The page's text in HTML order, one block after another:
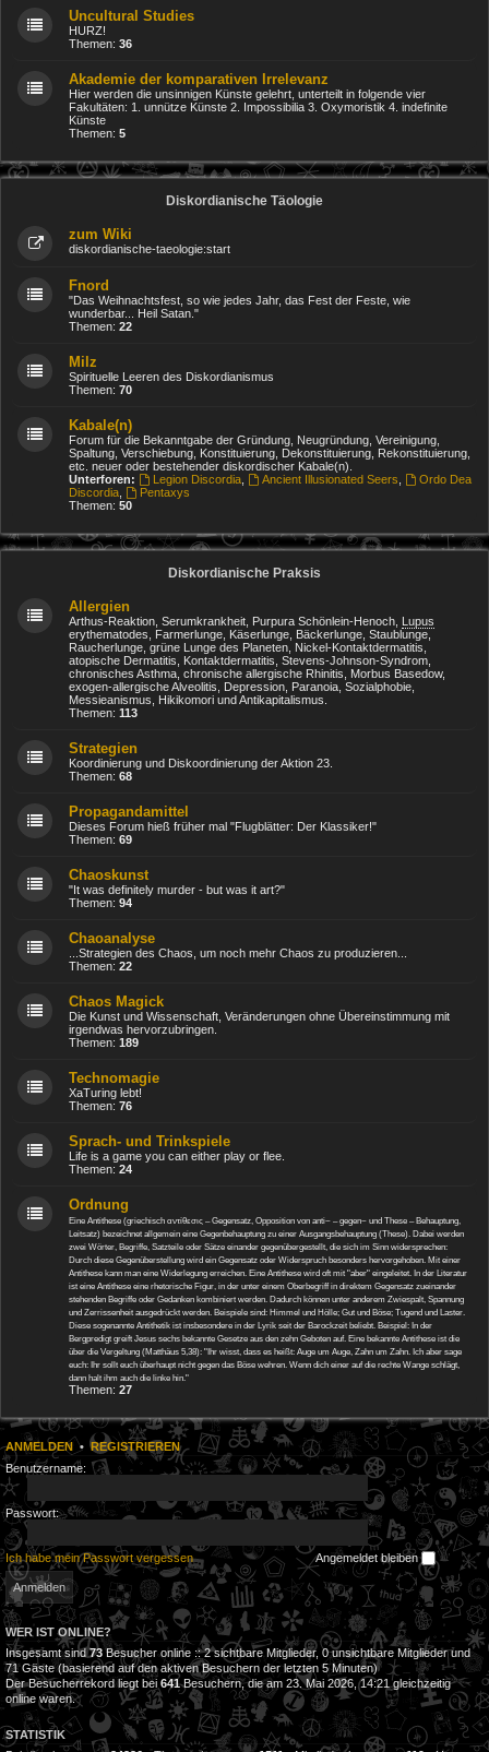
Uncultural Studies
HURZ!
Themen: 36
Akademie der komparativen Irrelevanz
Hier werden die unsinnigen Künste gelehrt, unterteilt in folgende vier
Fakultäten: 1. unnütze Künste 2. Impossibilia 3. Oxymoristik 4. indefinite
Künste
Themen: 5
Diskordianische Täologie
zum Wiki
diskordianische-taeologie:start
Fnord
"Das Weihnachtsfest, so wie jedes Jahr, das Fest der Feste, wie
wunderbar... Heil Satan."
Themen: 22
Milz
Spirituelle Leeren des Diskordianismus
Themen: 70
Kabale(n)
Forum für die Bekanntgabe der Gründung, Neugründung, Vereinigung,
Spaltung, Verschiebung, Konstituierung, Dekonstituierung, Rekonstituierung,
etc. neuer oder bestehender diskordischer Kabale(n).
Unterforen:
Legion Discordia, Ancient Illusionated Seers
Ordo Dea
Discordia
Pentaxys
Themen: 50
Diskordianische Praksis
Allergien
Arthus-Reaktion, Serumkrankheit, Purpura Schönlein-Henoch, Lupus
erythematodes, Farmerlunge, Käserlunge, Bäckerlunge, Staublunge,
Raucherlunge, grüne Lunge des Planeten, Nickel-Kontaktdermatitis,
atopische Dermatitis, Kontaktdermatitis, Stevens-Johnson-Syndrom,
chronisches Asthma, chronische allergische Rhinitis, Morbus Basedow,
exogen-allergische Alveolitis, Depression, Paranoia, Sozialphobie,
Messieanismus, Hikikomori und Antikapitalismus.
Themen: 113
Strategien
Koordinierung und Diskoordinierung der Aktion 23.
Themen: 68
Propagandamittel
Dieses Forum hieß früher mal "Flugblätter: Der Klassiker!"
Themen: 69
Chaoskunst
"It was definitely murder - but was it art?"
Themen: 94
Chaoanalyse
...Strategien des Chaos, um noch mehr Chaos zu produzieren...
Themen: 22
Chaos Magick
Die Kunst und Wissenschaft, Veränderungen ohne Übereinstimmung mit
irgendwas hervorzubringen.
Themen: 189
Technomagie
XaTuring lebt!
Themen: 76
Sprach- und Trinkspiele
Life is a game you can either play or flee.
Themen: 24
Ordnung
Eine Antithese (griechisch αντίθεσις – Gegensatz, Opposition von anti~ – gegen~ und These – Behauptung,
Leitsatz) bezeichnet allgemein eine Gegenbehauptung zu einer Ausgangsbehauptung (These). Dabei werden
zwei Wörter, Begriffe, Satzteile oder Sätze einander gegenübergestellt, die sich im Sinn widersprechen:
Durch diese Gegenüberstellung wird ein Gegensatz oder Widerspruch besonders hervorgehoben. Mit einer
Antithese kann man eine Widerlegung erreichen. Eine Antithese wird oft mit "aber" eingeleitet. In der Literatur
ist eine Antithese eine rhetorische Figur, in der unter einem Oberbegriff in direktem Gegensatz zueinander
stehenden Begriffe oder Gedanken kombiniert werden. Dadurch können unter anderem Zwiespalt, Spannung
und Zerrissenheit ausgedrückt werden. Beispiele sind: Himmel und Hölle; Gut und Böse; Tugend und Laster.
Diese sogenannte Antithetik ist insbesondere in der Lyrik seit der Barockzeit beliebt. Beispiel: In der
Bergpredigt greift Jesus sechs bekannte Gesetze aus den zehn Geboten auf. Eine bekannte Antithese ist die
über die Vergeltung (Matthäus 5,38): "Ihr wisst, dass es heißt: Auge um Auge, Zahn um Zahn. Ich aber sage
euch: Ihr sollt euch überhaupt nicht gegen das Böse wehren. Wenn dich einer auf die rechte Wange schlägt,
dann halt ihm auch die linke hin."
Themen: 27
ANMELDEN •REGISTRIEREN
Benutzername:
Passwort:
Ich habe mein Passwort vergessen Angemeldet bleiben
WER IST ONLINE?
Insgesamt sind73Besucher online :: 2 sichtbare Mitglieder, 0 unsichtbare Mitglieder und
71 Gäste (basierend auf den aktiven Besuchern der letzten 5 Minuten)
Der Besucherrekord liegt bei 641Besuchern, die am 23. Mai 2026, 14:21 gleichzeitig
online waren.
STATISTIK